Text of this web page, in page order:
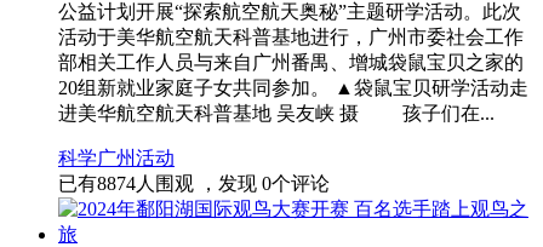
公益计划开展“探索航空航天奥秘”主题研学活动。此次
活动于美华航空航天科普基地进行，广州市委社会工作
部相关工作人员与来自广州番禺、增城袋鼠宝贝之家的
20组新就业家庭子女共同参加。 ▲袋鼠宝贝研学活动走
进美华航空航天科普基地 吴友峡 摄 孩子们在...
科学广州活动
已有8874人围观 ，发现 0个评论